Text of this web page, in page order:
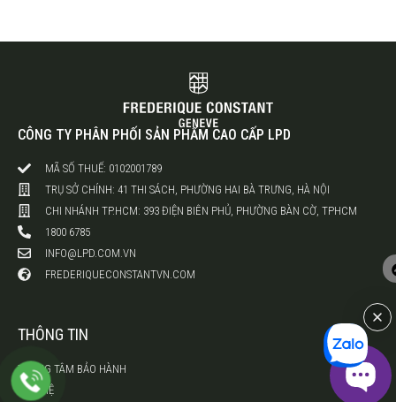
CÔNG TY PHÂN PHỐI SẢN PHẨM CAO CẤP LPD
MÃ SỐ THUẾ: 0102001789
TRỤ SỞ CHÍNH: 41 THI SÁCH, PHƯỜNG HAI BÀ TRƯNG, HÀ NỘI
CHI NHÁNH TP.HCM: 393 ĐIỆN BIÊN PHỦ, PHƯỜNG BÀN CỜ, TPHCM
1800 6785
INFO@LPD.COM.VN
FREDERIQUECONSTANTVN.COM
THÔNG TIN
TRUNG TÂM BẢO HÀNH
LIÊN HỆ